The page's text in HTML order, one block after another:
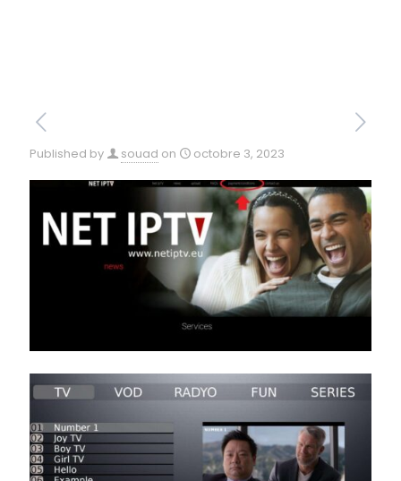
Published by souad on octobre 3, 2023